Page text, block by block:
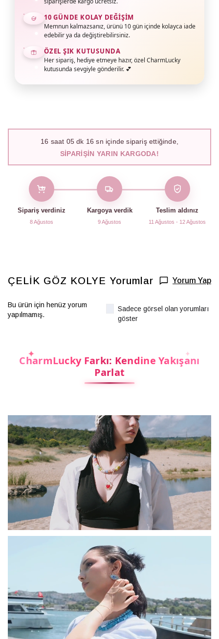
10 GÜNDE KOLAY DEĞIŞIM
Memnun kalmazsanız, ürünü 10 gün içinde kolayca iade
edebilir ya da değiştirebilirsiniz.
ÖZEL ŞIK KUTUSUNDA
Her sipariş, hediye etmeye hazır, özel CharmLucky
kutusunda sevgiyle gönderilir. 💕
16 saat 05dk 15 sn içinde sipariş ettiğinde,
SIPARIŞIN YARIN KARGODA!
Sipariş verdiniz
8 Ağustos
Kargoya verdik
9 Ağustos
Teslim aldınız
11 Ağustos - 12 Ağustos
ÇELİK GÖZ KOLYE Yorumlar Yorum Yap
Bu ürün için henüz yorum
yapılmamış.
Sadece görsel olan yorumları
göster
CharmLucky Farkı: Kendine Yakışanı
Parlat